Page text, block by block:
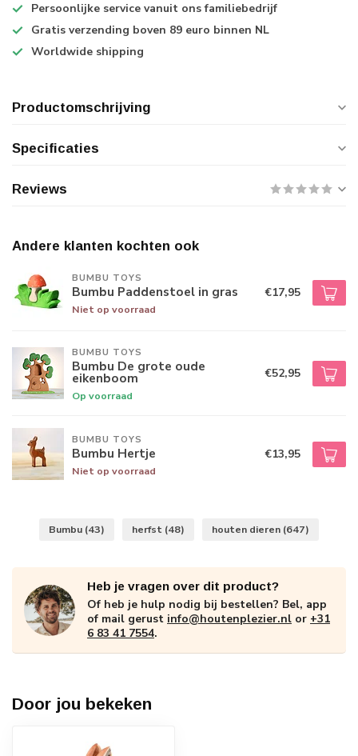
Persoonlijke service vanuit ons familiebedrijf
Gratis verzending boven 89 euro binnen NL
Worldwide shipping
Productomschrijving
Specificaties
Reviews
Andere klanten kochten ook
BUMBU TOYS
Bumbu Paddenstoel in gras
Niet op voorraad
€17,95
BUMBU TOYS
Bumbu De grote oude
eikenboom
Op voorraad
€52,95
BUMBU TOYS
Bumbu Hertje
Niet op voorraad
€13,95
Bumbu (43) herfst (48) houten dieren (647)
Heb je vragen over dit product?
Of heb je hulp nodig bij bestellen? Bel, app
of mail gerust info@houtenplezier.nl or +31
6 83 41 7554.
Door jou bekeken